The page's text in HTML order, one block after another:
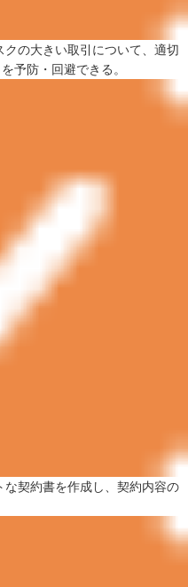
の大きい取引について、適切
予防・回避できる。
契約書を作成し、契約内容の